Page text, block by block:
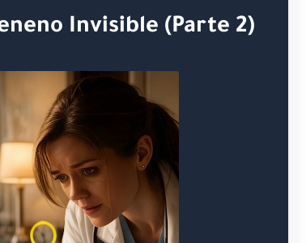
Invisible (Parte 2)